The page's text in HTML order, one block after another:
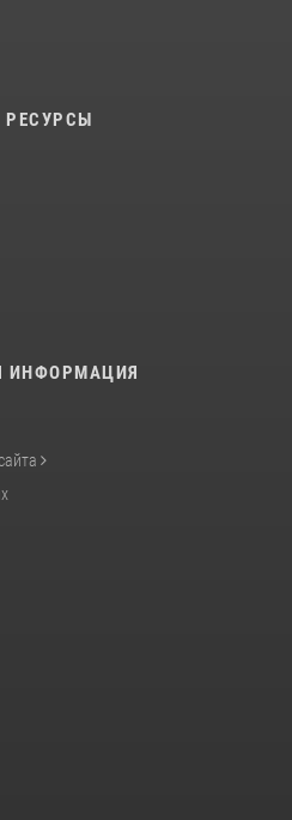
ИНФОРМАЦИЯ